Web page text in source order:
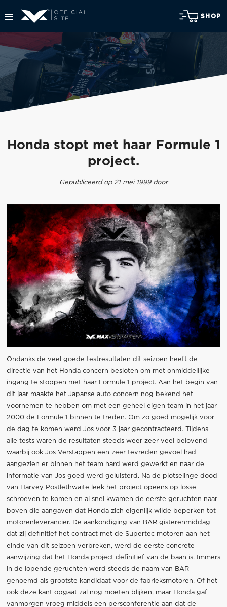
SHOP
Honda stopt met haar Formule 1
project.
Gepubliceerd op 21 mei 1999 door
Ondanks de veel goede testresultaten dit seizoen heeft de
directie van het Honda concern besloten om met onmiddellijke
ingang te stoppen met haar Formule 1 project. Aan het begin van
dit jaar maakte het Japanse auto concern nog bekend het
voornemen te hebben om met een geheel eigen team in het jaar
2000 de Formule 1 binnen te treden. Om zo goed mogelijk voor
de dag te komen werd Jos voor 3 jaar gecontracteerd. Tijdens
alle tests waren de resultaten steeds weer zeer veel belovend
waarbij ook Jos Verstappen een zeer tevreden gevoel had
aangezien er binnen het team hard werd gewerkt en naar de
informatie van Jos goed werd geluisterd. Na de plotselinge dood
van Harvey Postlethwaite leek het project opeens op losse
schroeven te komen en al snel kwamen de eerste geruchten naar
boven die aangaven dat Honda zich eigenlijk wilde beperken tot
motorenleverancier. De aankondiging van BAR gisterenmiddag
dat zij definitief het contract met de Supertec motoren aan het
einde van dit seizoen verbreken, werd de eerste concrete
aanwijzing dat het Honda project definitief van de baan is. Immers
in de lopende geruchten werd steeds de naam van BAR
genoemd als grootste kandidaat voor de fabrieksmotoren. Of het
ook deze kant opgaat zal nog moeten blijken, maar Honda gaf
vanmorgen vroeg middels een persconferentie aan dat de